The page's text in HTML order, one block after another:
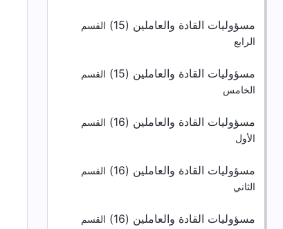
مسؤوليات القادة والعاملين (15)
القسم
الرابع
مسؤوليات القادة والعاملين (15)
القسم
الخامس
مسؤوليات القادة والعاملين (16)
القسم
الأول
مسؤوليات القادة والعاملين (16)
القسم
الثاني
مسؤوليات القادة والعاملين (16)
القسم